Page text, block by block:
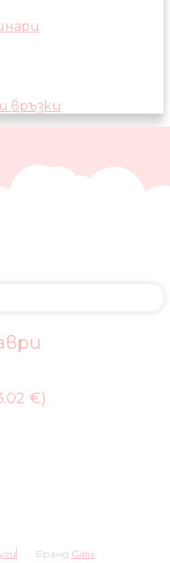
връзки
€)
Бранд Galix